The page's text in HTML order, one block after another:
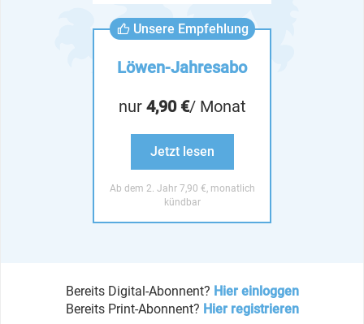
Unsere Empfehlung
Löwen-Jahresabo
nur 4,90 €/ Monat
Jetzt lesen
Ab dem 2. Jahr 7,90 €, monatlich
kündbar
Bereits Digital-Abonnent? Hier einloggen
Bereits Print-Abonnent? Hier registrieren